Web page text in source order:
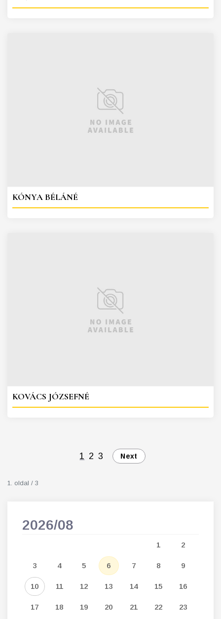
KÓNYA BÉLÁNÉ
KOVÁCS JÓZSEFNÉ
1 2 3 Next
1. oldal / 3
2026/08
1 2
3 4 5 6 7 8 9
10 11 12 13 14 15 16
17 18 19 20 21 22 23